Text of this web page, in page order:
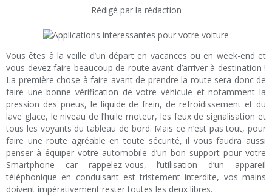
Rédigé par la rédaction
Vous êtes à la veille d’un départ en vacances ou en week-end et
vous devez faire beaucoup de route avant d’arriver à destination !
La première chose à faire avant de prendre la route sera donc de
faire une bonne vérification de votre véhicule et notamment la
pression des pneus, le liquide de frein, de refroidissement et du
lave glace, le niveau de l’huile moteur, les feux de signalisation et
tous les voyants du tableau de bord. Mais ce n’est pas tout, pour
faire une route agréable en toute sécurité, il vous faudra aussi
penser à équiper votre automobile d’un bon support pour votre
Smartphone car rappelez-vous, l’utilisation d’un appareil
téléphonique en conduisant est tristement interdite, vos mains
doivent impérativement rester toutes les deux libres.